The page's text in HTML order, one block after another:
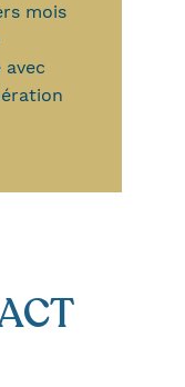
mois